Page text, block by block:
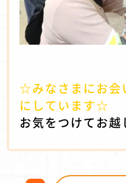
☆みなさまにお会
にしています☆
お気をつけてお越